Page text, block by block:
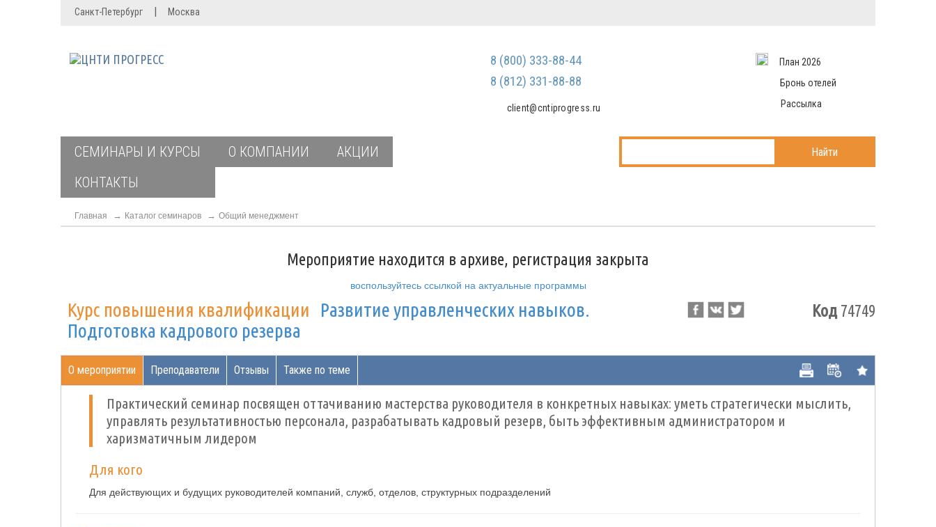
Мы не передаем ваши данные
спам
Запомнить меня
Войти в кабинет
Санкт-Петербург | Москва
8 (800) 333-88-44
8 (812) 331-88-88
client@cntiprogress.ru
План 2026
Бронь отелей
Рассылка
СЕМИНАРЫ И КУРСЫ О КОМПАНИИ
АКЦИИ
КОНТАКТЫ
Найти
Главная Каталог семинаров Общий менеджмент
Мероприятие находится в архиве, регистрация закрыта
воспользуйтесь ссылкой на актуальные программы
Курс повышения квалификации
Развитие управленческих навыков.
Подготовка кадрового резерва
Код74749
О мероприятии Преподаватели Отзывы Также по теме
Практический семинар посвящен оттачиванию мастерства руководителя в конкретных навыках: уметь стратегически мыслить,
управлять результативностью персонала, разрабатывать кадровый резерв, быть эффективным администратором и
харизматичным лидером
Для кого
Для действующих и будущих руководителей компаний, служб, отделов, структурных подразделений